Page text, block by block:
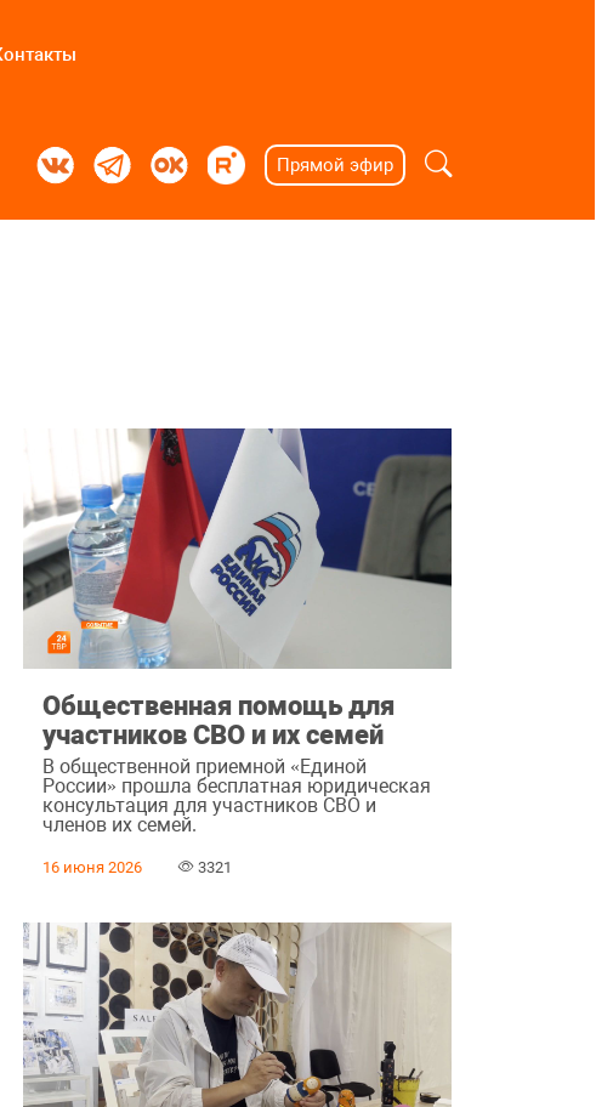
Прямой эфир
Общественная помощь для
участников СВО и их семей
В общественной приемной «Единой
России» прошла бесплатная юридическая
консультация для участников СВО и
членов их семей.
16 июня 2026 3321